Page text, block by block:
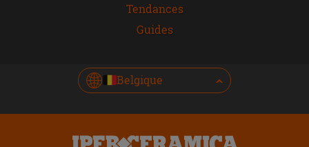
Tendances
Guides
Belgique